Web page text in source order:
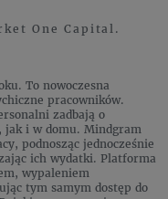
One Capital.
To nowoczesna
pracowników.
zadbają o
jak i w domu. Mindgram
podnosząc jednocześnie
ich wydatki. Platforma
wypaleniem
tym samym dostęp do